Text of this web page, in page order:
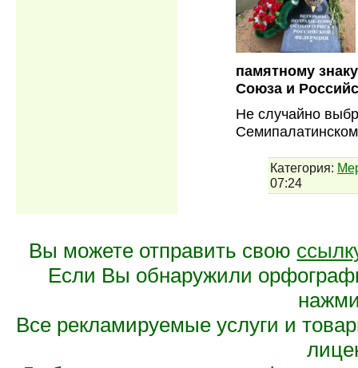
памятному
Союза и
Не случайно
Категория:
07:24
Вы можете отправить свою
Если Вы обнаружили
Все рекламируемые услуги и